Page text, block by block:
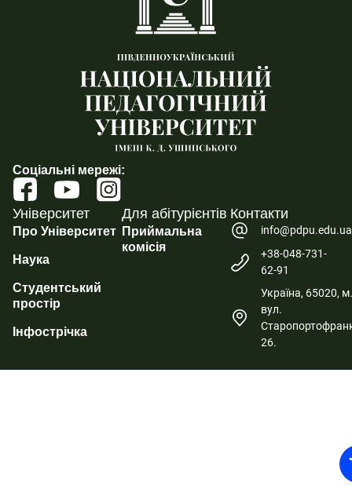
Соціальні мережі:
Університет
Про Університет
Наука
Студентський
простір
Інфострічка
Для абітурієнтів
Приймальна
комісія
Контакти
info@pdpu.edu.ua
+38-048-731-
62-91
Україна, 65020,
вул.
26.